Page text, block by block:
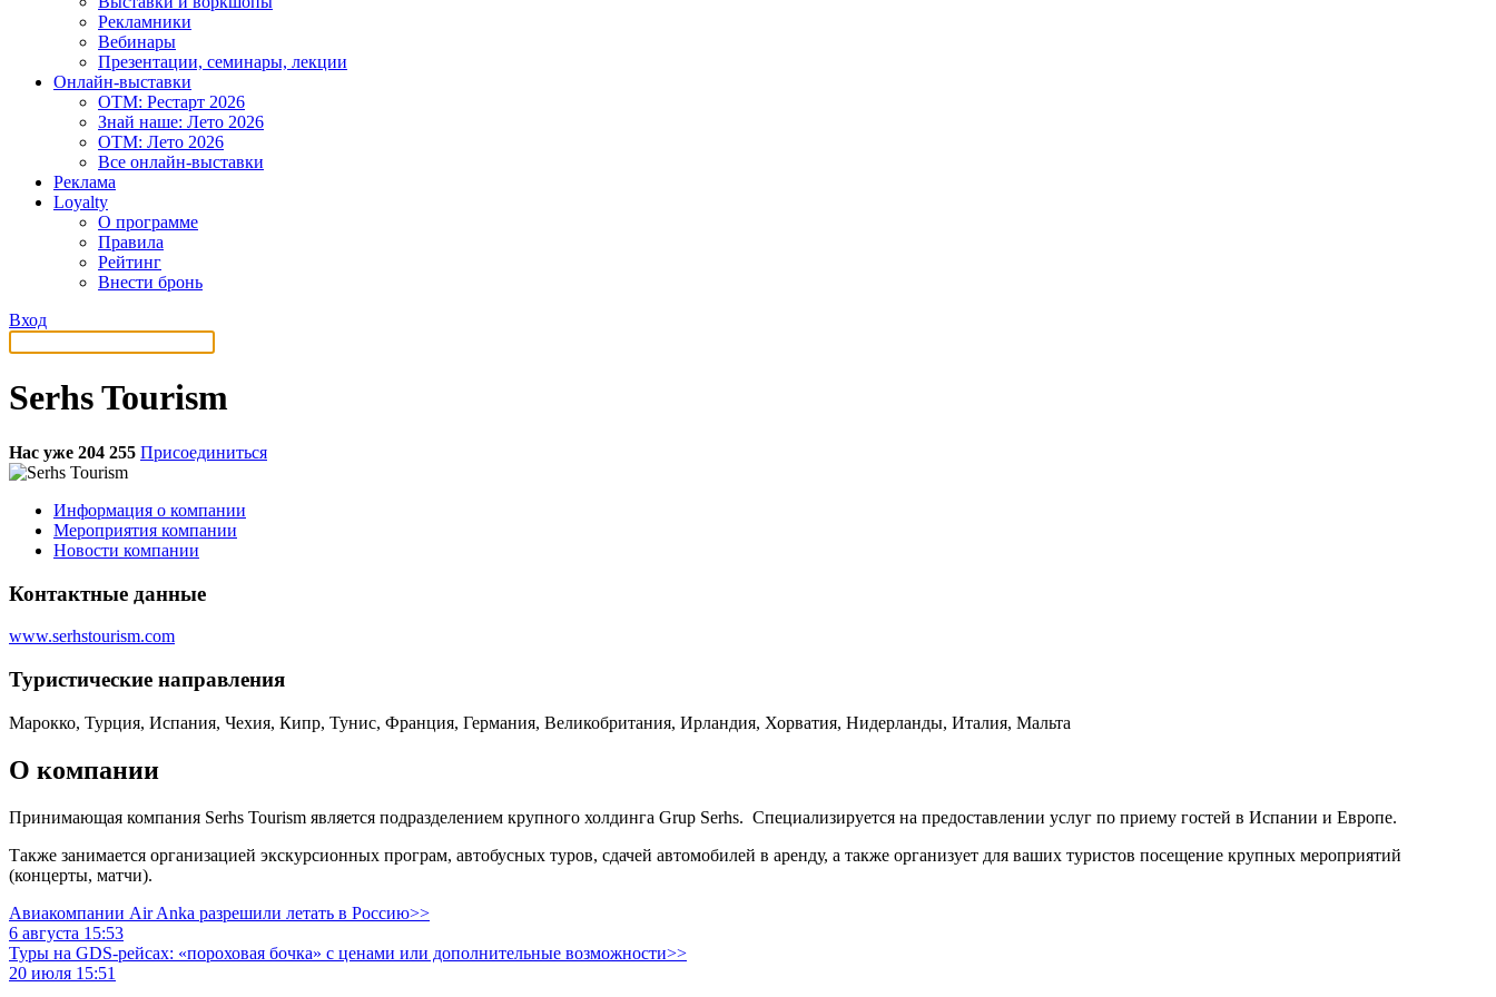
Рекламники
Вебинары
Презентации, семинары, лекции
Онлайн-выставки
OTM: Рестарт 2026
Знай наше: Лето 2026
OTM: Лето 2026
Все онлайн-выставки
Реклама
Loyalty
О программе
Правила
Рейтинг
Внести бронь
Вход
Serhs Tourism
Нас уже 204 255 Присоединиться
Информация о компании
Мероприятия компании
Новости компании
Контактные данные
www.serhstourism.com
Туристическиe направления
Марокко, Турция, Испания, Чехия, Кипр, Тунис, Франция, Германия, Великобритания, Ирландия, Хорватия, Нидерланды, Италия, Мальта
О компании
Принимающая компания Serhs Tourism является подразделением крупного холдинга Grup Serhs. Специализируется на предоставлении услуг по приему гостей в Испании и Европе.
Также занимается организацией экскурсионных програм, автобусных туров, сдачей автомобилей в аренду, а также организует для ваших туристов посещение крупных мероприятий
(концерты, матчи).
Авиакомпании Air Anka разрешили летать в Россию>>
6 августа 15:53
Туры на GDS-рейсах: «пороховая бочка» с ценами или дополнительные возможности>>
20 июля 15:51